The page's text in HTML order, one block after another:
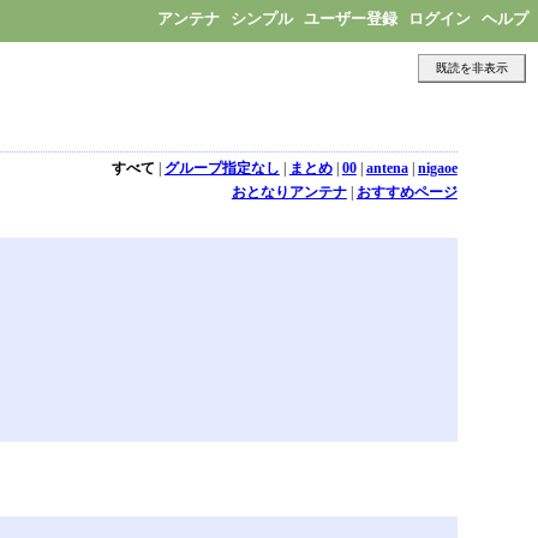
アンテナ シンプル ユーザー登録 ログイン ヘルプ
既読を非表示
すべて | グループ指定なし | まとめ| 00| antena| nigaoe
おとなりアンテナ| おすすめページ